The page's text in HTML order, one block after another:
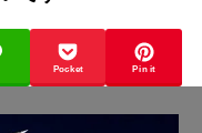
Pocket Pin it